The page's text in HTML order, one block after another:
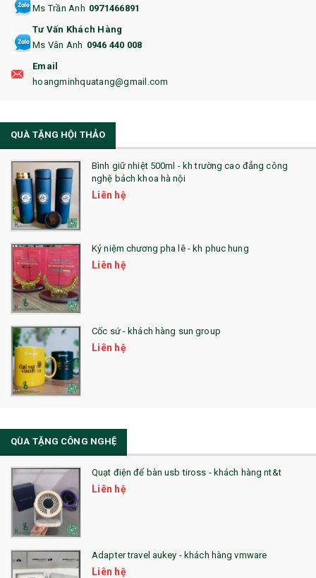
18. ẤM CHÉN QUÀ TẶNG
19. ĐỒNG HỒ TREO TƯỜNG
22. ĐỒNG HỒ ĐỂ BÀN
23. QÙA TẶNG ĐỘC ĐÁO
24. QÙA TẶNG PHA LÊ
25. QUÀ TẶNG GLASSLOCK
26. QUÀ TẶNG LUMINARC
28. BỘ ĐỒ ĂN CAO CẤP
29. MÓC KHOÁ
31. TÚI VẢI KHÔNG DỆT
32. TÚI VẢI BỐ
33. MŨ LƯỠI TRAI
36. QUẠT NHỰA QUẢNG CÁO
QUÀ TẶNG KHUYẾN MẠI
QUÀ TẶNG SX NHANH
QUÀ TẶNG HỘI THẢO
QUÀ TẶNG CÔNG NGHỆ
Ms Trần Anh 0971466891
Tư Vấn Khách Hàng
Ms Vân Anh 0946 440 008
Email
hoangminhquatang@gmail.com
QUÀ TẶNG HỘI THẢO
Bình giữ nhiệt 500ml - kh trường cao đẳng công
nghệ bách khoa hà nội
Liên hệ
Kỷ niệm chương pha lê - kh phuc hung
Liên hệ
Cốc sứ - khách hàng sun group
Liên hệ
QÙA TẶNG CÔNG NGHỆ
Quạt điện để bàn usb tiross - khách hàng nt&t
Liên hệ
Adapter travel aukey - khách hàng vmware
Liên hệ